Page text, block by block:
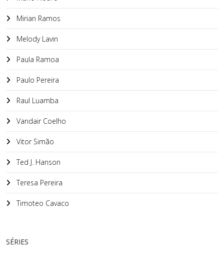
Mirian Ramos
Melody Lavin
Paula Ramoa
Paulo Pereira
Raul Luamba
Vandair Coelho
Vitor Simão
Ted J. Hanson
Teresa Pereira
Timoteo Cavaco
SÉRIES